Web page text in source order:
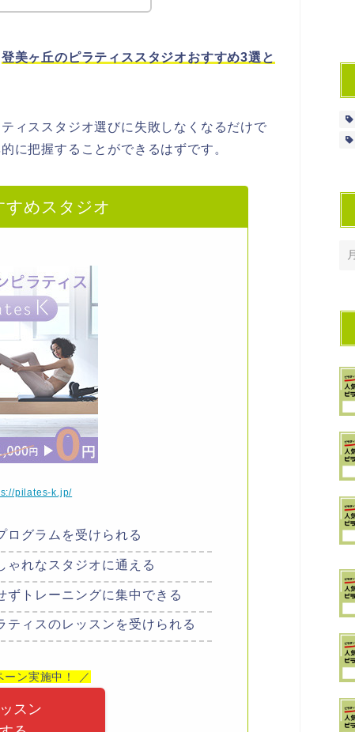
登美ヶ丘のピラティススタジオおすすめ3選と
ィススタジオ選びに失敗しなくなるだけで
に把握することができるはずです。
すめスタジオ
pilates-k.jp/
ログラムを受けられる
ゃれなスタジオに通える
ずトレーニングに集中できる
ティスのレッスンを受けられる
ーン実施中！ ／
スン